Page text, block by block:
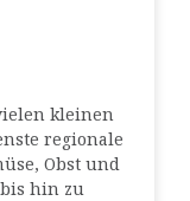
kleinen
regionale
Obst und
hin zu